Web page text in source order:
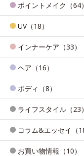
ポイントメイク（64）
UV（18）
インナーケア（33）
ヘア（16）
ボディ（8）
ライフスタイル（23）
コラム&エッセイ（
お買い物情報（10）